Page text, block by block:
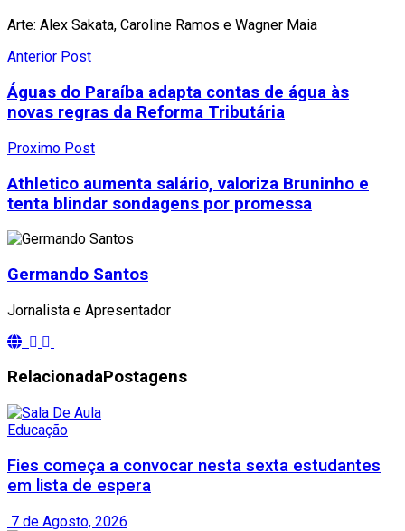
Arte: Alex Sakata, Caroline Ramos e Wagner Maia
Anterior Post
Águas do Paraíba adapta contas de água às
novas regras da Reforma Tributária
Proximo Post
Athletico aumenta salário, valoriza Bruninho e
tenta blindar sondagens por promessa
Germando Santos
Jornalista e Apresentador
RelacionadaPostagens
Educação
Fies começa a convocar nesta sexta estudantes
em lista de espera
7 de Agosto, 2026